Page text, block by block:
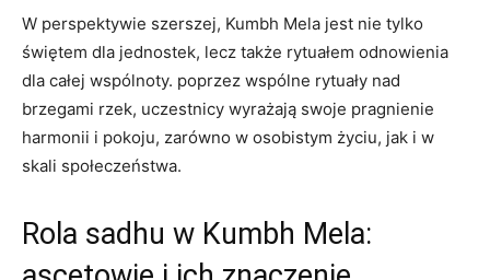
W perspektywie szerszej, Kumbh Mela jest nie tylko
świętem dla jednostek, lecz także rytuałem odnowienia
dla całej wspólnoty. poprzez wspólne rytuały nad
brzegami rzek, uczestnicy wyrażają swoje pragnienie
harmonii i pokoju, zarówno w osobistym życiu, jak i w
skali społeczeństwa.
Rola sadhu w Kumbh Mela: